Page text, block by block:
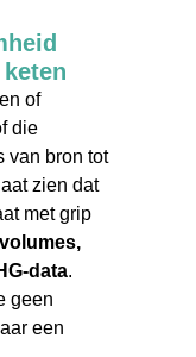
of
die
van bron tot
zien dat
met grip
data.
geen
een